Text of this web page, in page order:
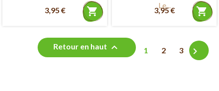
3,95 € shopping_cart
Le...
3,95 € shopping_cart
1 2 3 
Retour en haut 